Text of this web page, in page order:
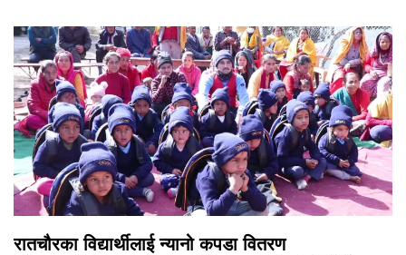
रातचौरका विद्यार्थीलाई न्यानो कपडा वितरण